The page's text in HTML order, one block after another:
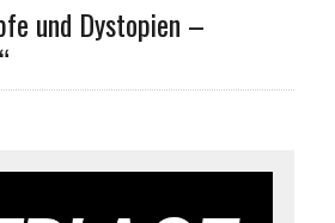
und Dystopien –